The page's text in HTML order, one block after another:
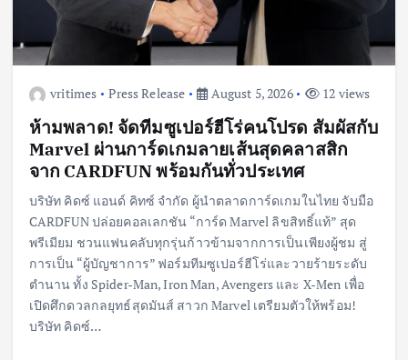
vritimes Press Release August 5, 2026 12 views
ห้ามพลาด! จัดทีมซูเปอร์ฮีโร่คนโปรด สัมผัสกับ
Marvel ผ่านการ์ดเกมลายเส้นสุดคลาสสิก
จาก CARDFUN พร้อมกันทั่วประเทศ
บริษัท คิดซ์ แอนด์ คิทซ์ จำกัด ผู้นำตลาดการ์ดเกมในไทย จับมือ
CARDFUN ปล่อยคอลเลกชัน “การ์ด Marvel ลิขสิทธิ์แท้” สุด
พรีเมียม ชวนแฟนคลับทุกรุ่นก้าวข้ามจากการเป็นเพียงผู้ชม สู่
การเป็น “ผู้บัญชาการ” ฟอร์มทีมซูเปอร์ฮีโร่และวายร้ายระดับ
ตำนาน ทั้ง Spider-Man, Iron Man, Avengers และ X-Men เพื่อ
เปิดศึกดวลกลยุทธ์สุดมันส์ สาวก Marvel เตรียมตัวให้พร้อม!
บริษัท คิดซ์…